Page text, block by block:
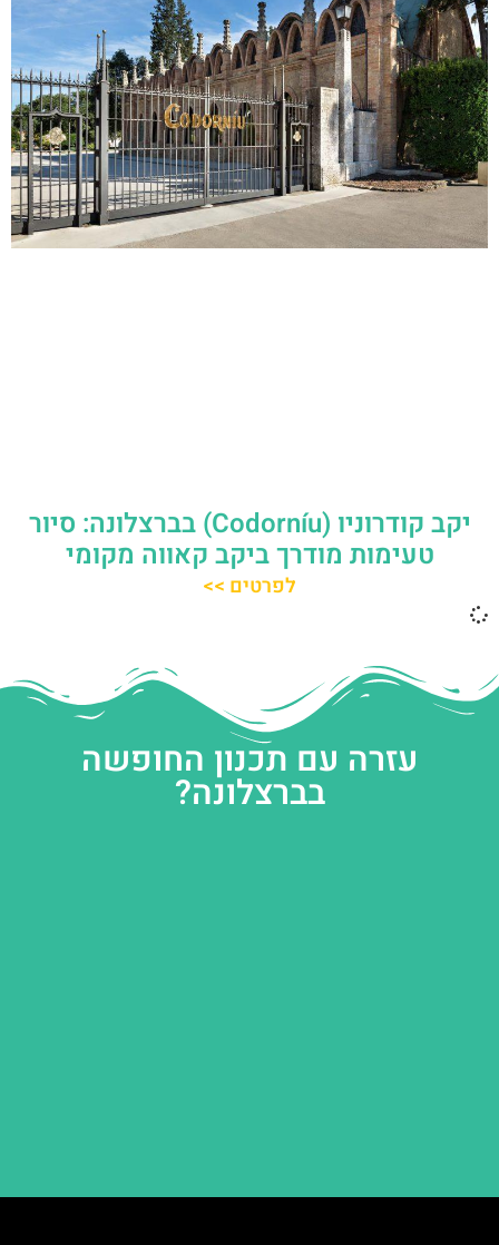
יקב קודרוניו (Codorníu) בברצלונה: סיור
טעימות מודרך ביקב קאווה מקומי
לפרטים >>
עזרה עם תכנון החופשה
בברצלונה?